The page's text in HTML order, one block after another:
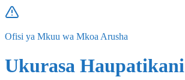
Ofisi ya Mkuu wa Mkoa Arusha
Ukurasa Haupatikani